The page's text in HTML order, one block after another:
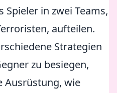
Spieler in zwei Teams,
aufteilen.
Strategien
zu besiegen,
Ausrüstung, wie